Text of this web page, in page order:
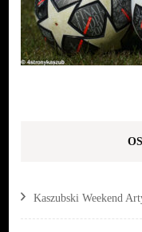
Kaszubski Weekend